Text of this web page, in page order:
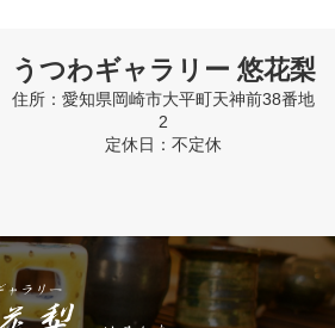
うつわギャラリー 悠花梨
住所：愛知県岡崎市大平町天神前38番地
2
定休日：不定休